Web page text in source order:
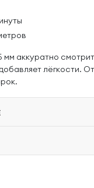
аккуратно
лёгкости.